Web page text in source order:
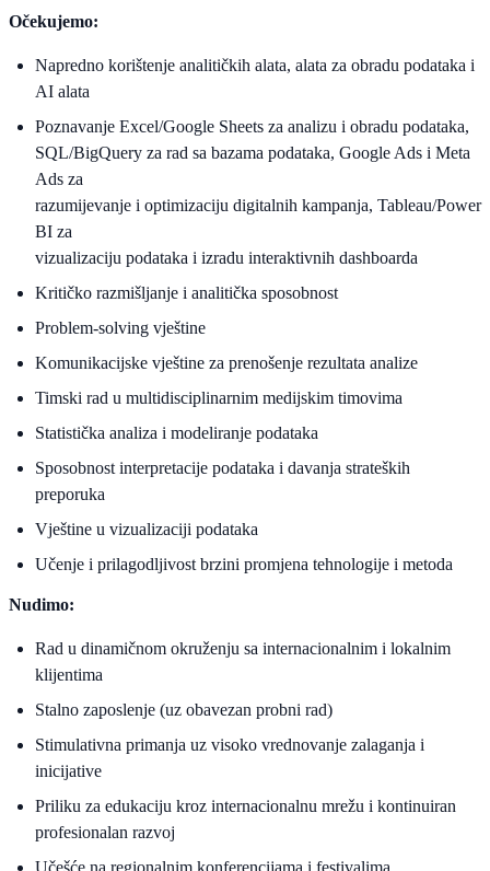
Očekujemo:
Napredno korištenje analitičkih alata, alata za obradu podataka i
AI alata
Poznavanje Excel/Google Sheets za analizu i obradu podataka,
SQL/BigQuery za rad sa bazama podataka, Google Ads i Meta
Ads za
razumijevanje i optimizaciju digitalnih kampanja, Tableau/Power
BI za
vizualizaciju podataka i izradu interaktivnih dashboarda
Kritičko razmišljanje i analitička sposobnost
Problem-solving vještine
Komunikacijske vještine za prenošenje rezultata analize
Timski rad u multidisciplinarnim medijskim timovima
Statistička analiza i modeliranje podataka
Sposobnost interpretacije podataka i davanja strateških
preporuka
Vještine u vizualizaciji podataka
Učenje i prilagodljivost brzini promjena tehnologije i metoda
Nudimo:
Rad u dinamičnom okruženju sa internacionalnim i lokalnim
klijentima
Stalno zaposlenje (uz obavezan probni rad)
Stimulativna primanja uz visoko vrednovanje zalaganja i
inicijative
Priliku za edukaciju kroz internacionalnu mrežu i kontinuiran
profesionalan razvoj